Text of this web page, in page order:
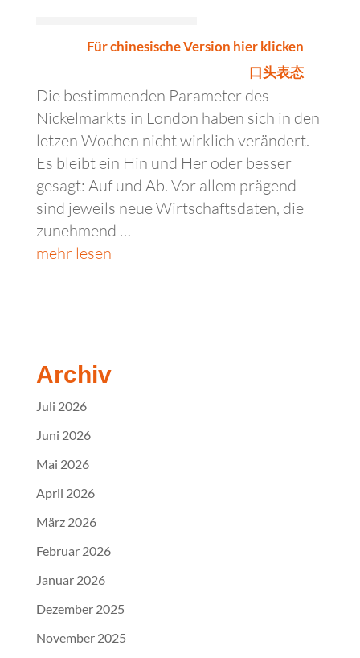
Für chinesische Version hier klicken
口头表态
Die bestimmenden Parameter des
Nickelmarkts in London haben sich in den
letzen Wochen nicht wirklich verändert.
Es bleibt ein Hin und Her oder besser
gesagt: Auf und Ab. Vor allem prägend
sind jeweils neue Wirtschaftsdaten, die
zunehmend …
mehr lesen
Archiv
Juli 2026
Juni 2026
Mai 2026
April 2026
März 2026
Februar 2026
Januar 2026
Dezember 2025
November 2025